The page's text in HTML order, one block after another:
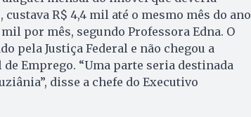
custava R$ 4,4 mil até o mesmo mês do ano
por mês, segundo Professora Edna. O
pela Justiça Federal e não chegou a
Emprego. “Uma parte seria destinada
disse a chefe do Executivo